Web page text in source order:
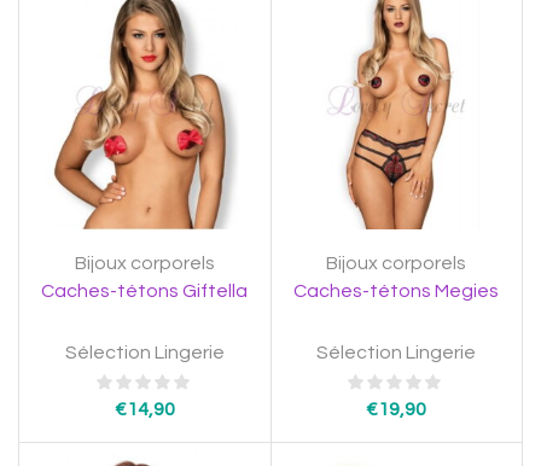
Bijoux corporels
Caches-tétons Giftella
Sélection Lingerie
€14,90
Bijoux corporels
Caches-tétons Megies
Sélection Lingerie
€19,90